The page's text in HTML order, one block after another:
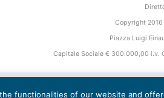
Copyright
Piazza Luigi
Capitale Sociale € 300.000,00 i.v.
functionalities of our website and